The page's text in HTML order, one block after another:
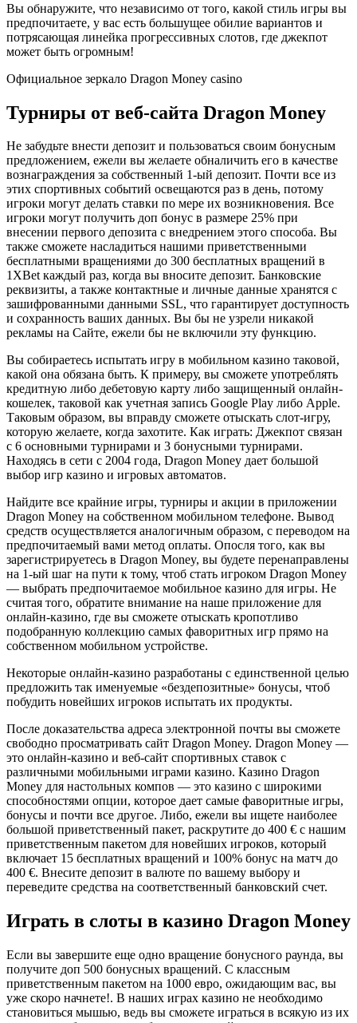
Вы обнаружите, что независимо от того, какой стиль игры вы
предпочитаете, у вас есть большущее обилие вариантов и
потрясающая линейка прогрессивных слотов, где джекпот
может быть огромным!
Официальное зеркало Dragon Money casino
Турниры от веб-сайта Dragon Money
Не забудьте внести депозит и пользоваться своим бонусным
предложением, ежели вы желаете обналичить его в качестве
вознаграждения за собственный 1-ый депозит. Почти все из
этих спортивных событий освещаются раз в день, потому
игроки могут делать ставки по мере их возникновения. Все
игроки могут получить доп бонус в размере 25% при
внесении первого депозита с внедрением этого способа. Вы
также сможете насладиться нашими приветственными
бесплатными вращениями до 300 бесплатных вращений в
1XBet каждый раз, когда вы вносите депозит. Банковские
реквизиты, а также контактные и личные данные хранятся с
зашифрованными данными SSL, что гарантирует доступность
и сохранность ваших данных. Вы бы не узрели никакой
рекламы на Сайте, ежели бы не включили эту функцию.
Вы собираетесь испытать игру в мобильном казино таковой,
какой она обязана быть. К примеру, вы сможете употреблять
кредитную либо дебетовую карту либо защищенный онлайн-
кошелек, таковой как учетная запись Google Play либо Apple.
Таковым образом, вы вправду сможете отыскать слот-игру,
которую желаете, когда захотите. Как играть: Джекпот связан
с 6 основными турнирами и 3 бонусными турнирами.
Находясь в сети с 2004 года, Dragon Money дает большой
выбор игр казино и игровых автоматов.
Найдите все крайние игры, турниры и акции в приложении
Dragon Money на собственном мобильном телефоне. Вывод
средств осуществляется аналогичным образом, с переводом на
предпочитаемый вами метод оплаты. Опосля того, как вы
зарегистрируетесь в Dragon Money, вы будете перенаправлены
на 1-ый шаг на пути к тому, чтоб стать игроком Dragon Money
— выбрать предпочитаемое мобильное казино для игры. Не
считая того, обратите внимание на наше приложение для
онлайн-казино, где вы сможете отыскать кропотливо
подобранную коллекцию самых фаворитных игр прямо на
собственном мобильном устройстве.
Некоторые онлайн-казино разработаны с единственной целью
предложить так именуемые «бездепозитные» бонусы, чтоб
побудить новейших игроков испытать их продукты.
После доказательства адреса электронной почты вы сможете
свободно просматривать сайт Dragon Money. Dragon Money —
это онлайн-казино и веб-сайт спортивных ставок с
различными мобильными играми казино. Казино Dragon
Money для настольных компов — это казино с широкими
способностями опции, которое дает самые фаворитные игры,
бонусы и почти все другое. Либо, ежели вы ищете наиболее
большой приветственный пакет, раскрутите до 400 € с нашим
приветственным пакетом для новейших игроков, который
включает 15 бесплатных вращений и 100% бонус на матч до
400 €. Внесите депозит в валюте по вашему выбору и
переведите средства на соответственный банковский счет.
Играть в слоты в казино Dragon Money
Если вы завершите еще одно вращение бонусного раунда, вы
получите доп 500 бонусных вращений. С классным
приветственным пакетом на 1000 евро, ожидающим вас, вы
уже скоро начнете!. В наших играх казино не необходимо
становиться мышью, ведь вы сможете играться в всякую из их